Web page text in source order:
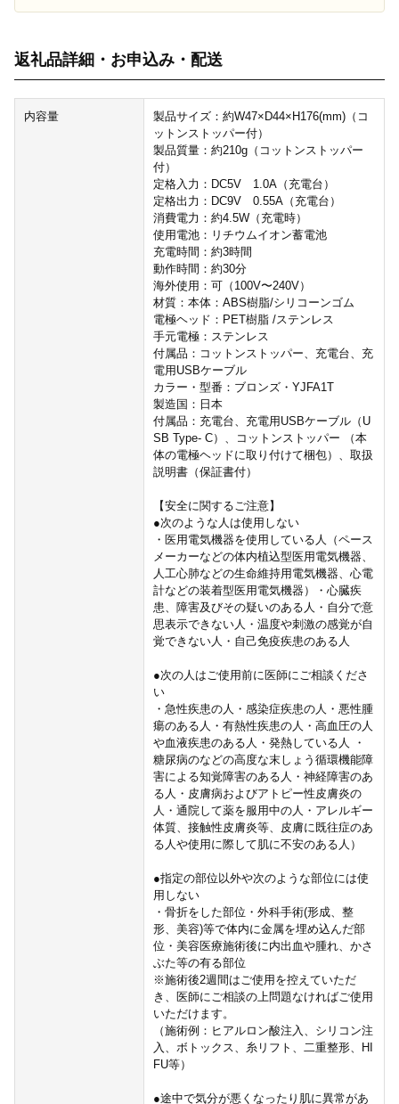
返礼品詳細・お申込み・配送
内容量
製品サイズ：約W47×D44×H176(mm)（コ
ットンストッパー付）
製品質量：約210g（コットンストッパー
付）
定格入力：DC5V 1.0A（充電台）
定格出力：DC9V 0.55A（充電台）
消費電力：約4.5W（充電時）
使用電池：リチウムイオン蓄電池
充電時間：約3時間
動作時間：約30分
海外使用：可（100V〜240V）
材質：本体：ABS樹脂/シリコーンゴム
電極ヘッド：PET樹脂 /ステンレス
手元電極：ステンレス
付属品：コットンストッパー、充電台、充
電用USBケーブル
カラー・型番：ブロンズ・YJFA1T
製造国：⽇本
付属品：充電台、充電用USBケーブル（U
SB Type- C）、コットンストッパー （本
体の電極ヘッドに取り付けて梱包）、取扱
説明書（保証書付）
【安全に関するご注意】
●次のような人は使用しない
・医用電気機器を使用している人（ペース
メーカーなどの体内植込型医用電気機器、
人工心肺などの生命維持用電気機器、心電
計などの装着型医用電気機器）・心臓疾
患、障害及びその疑いのある人・自分で意
思表示できない人・温度や刺激の感覚が自
覚できない人・自己免疫疾患のある人
●次の人はご使用前に医師にご相談くださ
い
・急性疾患の人・感染症疾患の人・悪性腫
瘍のある人・有熱性疾患の人・高血圧の人
や血液疾患のある人・発熱している人 ・
糖尿病のなどの高度な末しょう循環機能障
害による知覚障害のある人・神経障害のあ
る人・皮膚病およびアトピー性皮膚炎の
人・通院して薬を服用中の人・アレルギー
体質、接触性皮膚炎等、皮膚に既往症のあ
る人や使用に際して肌に不安のある人）
●指定の部位以外や次のような部位には使
用しない
・骨折をした部位・外科手術(形成、整
形、美容)等で体内に金属を埋め込んだ部
位・美容医療施術後に内出血や腫れ、かさ
ぶた等の有る部位
※施術後2週間はご使用を控えていただ
き、医師にご相談の上問題なければご使用
いただけます。
（施術例：ヒアルロン酸注入、シリコン注
入、ボトックス、糸リフト、二重整形、HI
FU等）
●途中で気分が悪くなったり肌に異常があ